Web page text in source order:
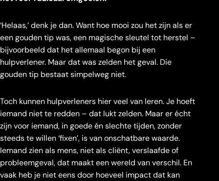
‘Helaas,’ denk je dan. Want hoe mooi zou het zijn als er
een gouden tip was, een magische sleutel tot herstel –
bijvoorbeeld dat het allemaal begon bij een
hulpverlener. Maar dat was zelden het geval. Die
gouden tip bestaat simpelweg niet.
Toch kunnen hulpverleners hier veel van leren. Je hoeft
iemand niet te redden – dat lukt zelden. Maar er écht
zijn voor iemand, in goede én slechte tijden, zonder
steeds te willen ‘fixen’, is van onschatbare waarde.
Iemand zien als mens, niet als cliënt, verslaafde of
probleemgeval, dat maakt een wereld van verschil. En
vaak heb je niet eens door hoeveel impact dat kan